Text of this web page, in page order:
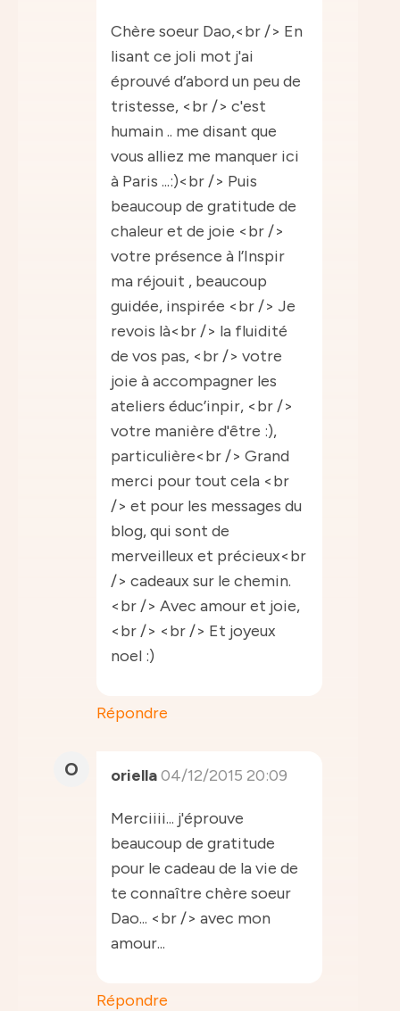
Chère soeur Dao,<br /> En
lisant ce joli mot j'ai
éprouvé d’abord un peu de
tristesse, <br /> c'est
humain .. me disant que
vous alliez me manquer ici
à Paris ...:)<br /> Puis
beaucoup de gratitude de
chaleur et de joie <br />
votre présence à l’Inspir
ma réjouit , beaucoup
guidée, inspirée <br /> Je
revois là<br /> la fluidité
de vos pas, <br /> votre
joie à accompagner les
ateliers éduc’inpir, <br />
votre manière d'être :),
particulière<br /> Grand
merci pour tout cela <br
/> et pour les messages du
blog, qui sont de
merveilleux et précieux<br
/> cadeaux sur le chemin.
<br /> Avec amour et joie,
<br /> <br /> Et joyeux
noel :)
Répondre
O oriella04/12/2015 20:09
Merciiii... j'éprouve
beaucoup de gratitude
pour le cadeau de la vie de
te connaître chère soeur
Dao... <br /> avec mon
amour...
Répondre